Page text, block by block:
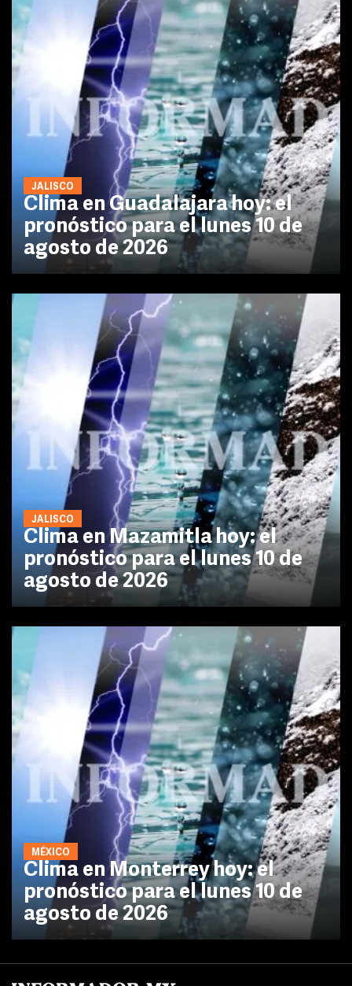
JALISCO
Clima en Guadalajara hoy: el
pronóstico para el lunes 10 de
agosto de 2026
JALISCO
Clima en Mazamitla hoy: el
pronóstico para el lunes 10 de
agosto de 2026
MÉXICO
Clima en Monterrey hoy: el
pronóstico para el lunes 10 de
agosto de 2026